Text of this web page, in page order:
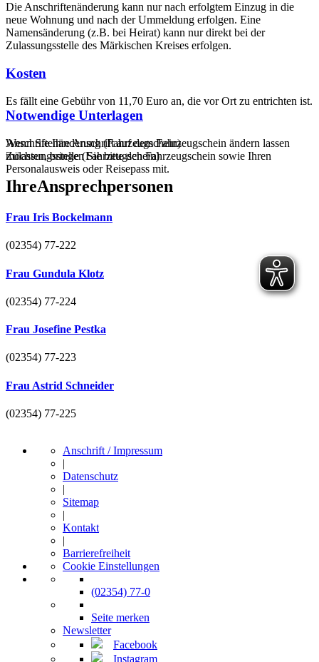
Die Anschriftenänderung kann nur nach erfolgtem Einzug in die
neue Wohnung und nach der Ummeldung erfolgen. Eine
Namensänderung (z.B. bei Heirat) kann nur direkt bei der
Zulassungsstelle des Märkischen Kreises erfolgen.
Kosten
Es fällt eine Gebühr von 11,70 Euro an, die vor Ort zu entrichten ist.
Notwendige Unterlagen
Wenn Sie Ihre Anschrift auf dem Fahrzeugschein ändern lassen
möchten, bringen Sie bitte den Fahrzeugschein sowie Ihren
Personalausweis oder Reisepass mit.
Anschriftenänderung (Fahrzeugschein)
Zulassungsstelle (Fahrzeugschein)
IhreAnsprechpersonen
Frau Iris Bockelmann
(02354) 77-222
Frau Gundula Klotz
(02354) 77-224
Frau Josefine Pestka
(02354) 77-223
Frau Astrid Schneider
(02354) 77-225
Anschrift / Impressum
|
Datenschutz
|
Sitemap
|
Kontakt
|
Barrierefreiheit
Cookie Einstellungen
(02354) 77-0
Seite merken
Newsletter
Facebook
Instagram